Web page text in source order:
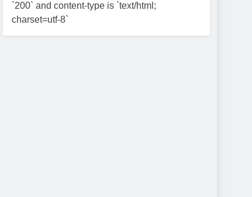
`200` and content-type is `text/html;
charset=utf-8`